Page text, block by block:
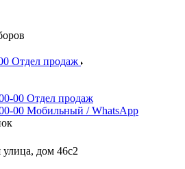
Отдел продаж
00 Отдел продаж
00 Мобильный / WhatsApp
дом 46с2